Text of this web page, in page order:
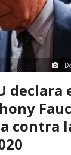
declara
contra